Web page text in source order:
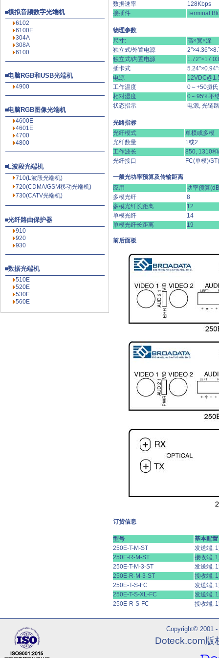
模拟音频数字光端机
6102
6100E
304A
308A
6100
电脑RGB和USB光端机
4900
电脑RGB图像光端机
4600E
4601E
4700
4800
L波段光端机
710(L波段光端机)
720(CDMA/GSM移动光端机)
730(CATV光端机)
光纤路由保护器
910
920
930
数据光端机
510E
520E
530E
560E
数据速率
128Kbps
接插件
Terminal
物理参数
尺寸:
高×宽×深
独立式/外置电源
独立式/内置电源
插卡式
电源
工作温度
0～+50摄
相对湿度
0～95%不
状态指示
电源, 光链
光路指标
光纤模式
单模或多模
光纤数量
1或2
工作波长
850, 1310
光纤接口
FC(单模)/
一般光功率预算及传输距离
应用
功率预算
多模光纤
8
多模光纤长距离
12
单模光纤
14
单模光纤长距离
19
前后面板
订货信息
型号
基本配置
250E-T-M-ST
发送端,
250E-R-M-ST
接收端,
250E-T-M-3-ST
发送端,
250E-R-M-3-ST
接收端,
250E-T-S-FC
发送端,
250E-T-S-XL-FC
发送端,
250E-R-S-FC
接收端,
Copyright© 2001
Doteck.com版